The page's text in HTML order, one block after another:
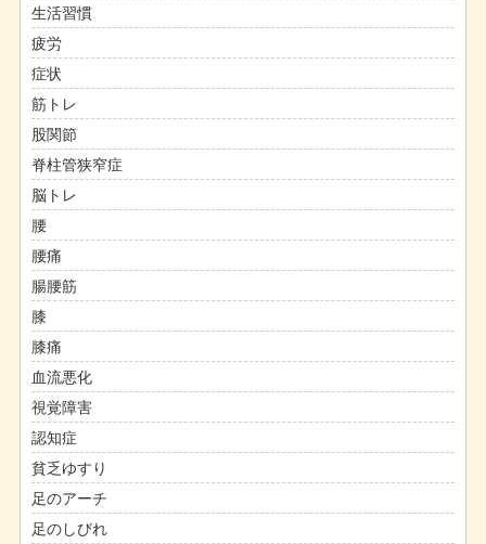
生活習慣
疲労
症状
筋トレ
股関節
脊柱管狭窄症
脳トレ
腰
腰痛
腸腰筋
膝
膝痛
血流悪化
視覚障害
認知症
貧乏ゆすり
足のアーチ
足のしびれ